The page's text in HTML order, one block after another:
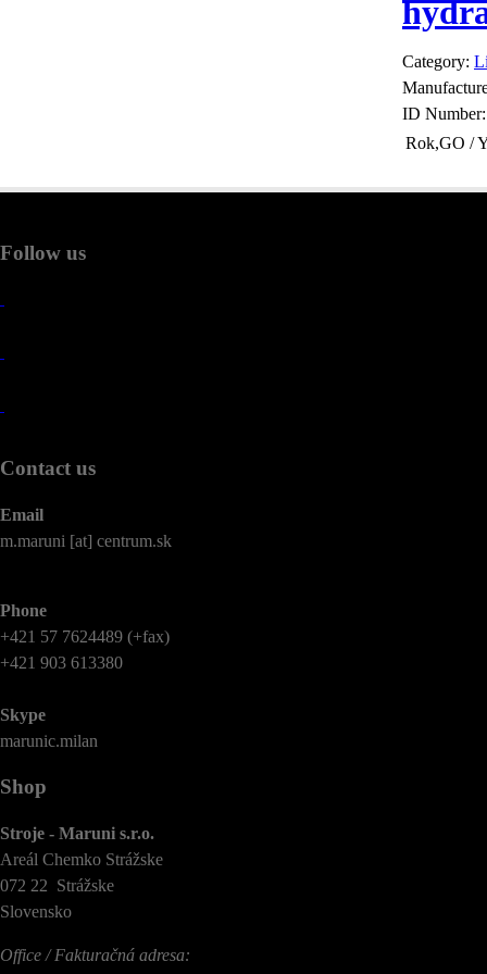
Category:
ID Number:
Rok,GO /
Follow us
Contact us
Email
m.maruni [at] centrum.sk
Phone
+421 57 7624489 (+fax)
+421 903 613380
Skype
marunic.milan
Shop
Stroje - Maruni s.r.o.
Areál Chemko Strážske
072 22 Strážske
Slovensko
Office / Fakturačná adresa: